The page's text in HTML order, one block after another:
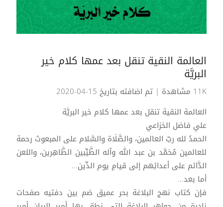
العالمة النقية تنقل بعد عمها كلام خير
البريَّة
11K مشاهدة
| تم اضافته بتاريخ 15-04-2020
العالمة النقية تنقل بعد عمها كلام خير البريَّة
علي فاضل الخزاعي
الحمدُ لله ربّ العالمين، والصَّلَاة والسَّلام على المبعوث رحمة
للعالمين مُحَمَّد بن عبد الله وآله الطَّيِّبين الطَّاهِرين، واللعن
الدَّائم على أعدائِهم إلى قيامِ يوم الدِّين...
أما بعد...
فإن كتاب نهج البلاغة بحر عميق ضم بين دفتيه صفحات